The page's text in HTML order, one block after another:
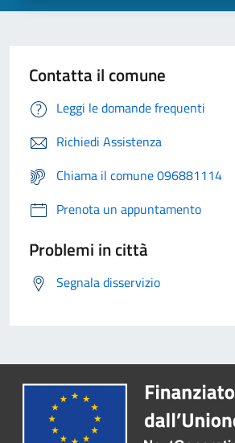
Contatta il comune
Leggi le domande frequenti
Richiedi Assistenza
Chiama il comune 096881114
Prenota un appuntamento
Problemi in città
Segnala disservizio